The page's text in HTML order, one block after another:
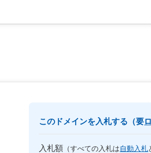
このドメインを入札する（要
入札額 （すべての入札は自動入札